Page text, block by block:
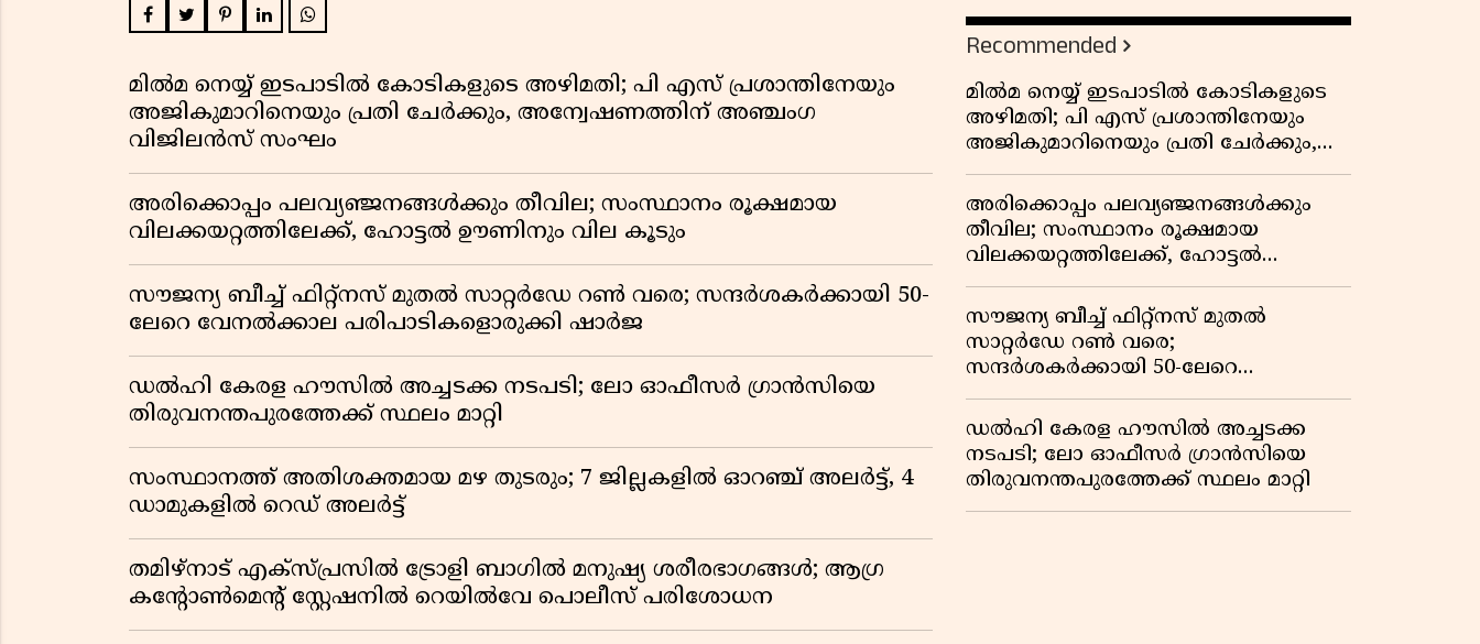
മിൽമ നെയ്യ് ഇടപാടിൽ കോടികളുടെ അഴിമതി; പി എസ് പ്രശാന്തിനേയും
അജികുമാറിനെയും പ്രതി ചേർക്കും, അന്വേഷണത്തിന് അഞ്ചംഗ
വിജിലൻസ് സംഘം
അരിക്കൊപ്പം പലവ്യഞ്ജനങ്ങൾക്കും തീവില; സംസ്ഥാനം രൂക്ഷമായ
വിലക്കയറ്റത്തിലേക്ക്, ഹോട്ടൽ ഊണിനും വില കൂടും
സൗജന്യ ബീച്ച് ഫിറ്റ്നസ് മുതൽ സാറ്റർഡേ റൺ വരെ; സന്ദർശകർക്കായി 50-
ലേറെ വേനൽക്കാല പരിപാടികളൊരുക്കി ഷാർജ
ഡൽഹി കേരള ഹൗസിൽ അച്ചടക്ക നടപടി; ലോ ഓഫീസർ ഗ്രാൻസിയെ
തിരുവനന്തപുരത്തേക്ക് സ്ഥലം മാറ്റി
സംസ്ഥാനത്ത് അതിശക്തമായ മഴ തുടരും; 7 ജില്ലകളിൽ ഓറഞ്ച് അലർട്ട്, 4
ഡാമുകളിൽ റെഡ് അലർട്ട്
തമിഴ്‌നാട് എക്സ്പ്രസിൽ ട്രോളി ബാഗിൽ മനുഷ്യ ശരീരഭാഗങ്ങൾ; ആഗ്ര
കൻ്റോൺമെൻ്റ് സ്റ്റേഷനിൽ റെയിൽവേ പൊലീസ് പരിശോധന
Recommended
മിൽമ നെയ്യ് ഇടപാടിൽ കോടികളുടെ
അഴിമതി; പി എസ് പ്രശാന്തിനേയും
അജികുമാറിനെയും പ്രതി ചേർക്കും,
അന്വേഷണത്തിന് അഞ്ചംഗ
വിജിലൻസ് സംഘം
അരിക്കൊപ്പം പലവ്യഞ്ജനങ്ങൾക്കും
തീവില; സംസ്ഥാനം രൂക്ഷമായ
വിലക്കയറ്റത്തിലേക്ക്, ഹോട്ടൽ
ഊണിനും വില കൂടും
സൗജന്യ ബീച്ച് ഫിറ്റ്നസ് മുതൽ
സാറ്റർഡേ റൺ വരെ;
സന്ദർശകർക്കായി 50-ലേറെ
വേനൽക്കാല പരിപാടികളൊരുക്കി
ഷാർജ
ഡൽഹി കേരള ഹൗസിൽ അച്ചടക്ക
നടപടി; ലോ ഓഫീസർ ഗ്രാൻസിയെ
തിരുവനന്തപുരത്തേക്ക് സ്ഥലം മാറ്റി